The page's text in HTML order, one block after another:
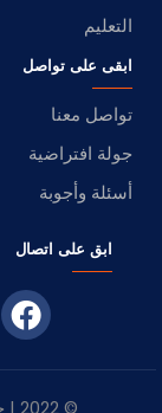
التعليم
ابقى على تواصل
تواصل معنا
جولة افتراضية
أسئلة وأجوبة
ابق على اتصال
© 2022 | جميع الحقوق محفوظه